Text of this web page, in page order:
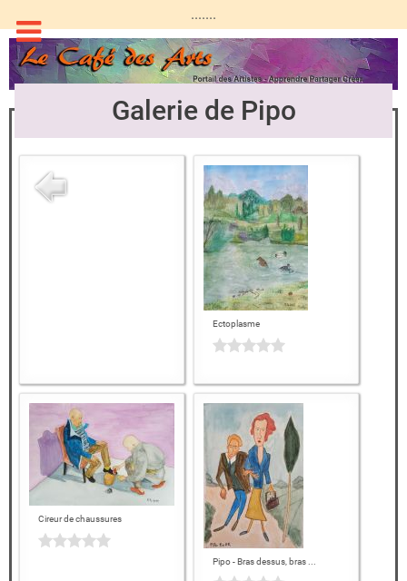
.......
Galerie de Pipo
Ectoplasme
Cireur de chaussures
Pipo - Bras dessus, bras ...